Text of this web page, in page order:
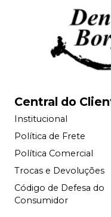
Central do
Institucional
Política de Frete
Política Comercial
Trocas e Devoluções
Código de Defesa do
Consumidor